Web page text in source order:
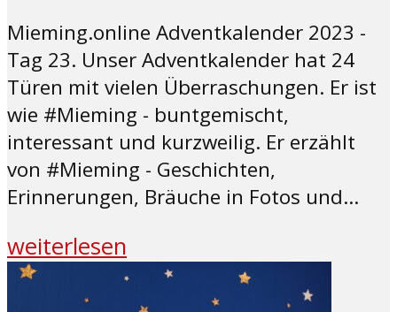
Mieming.online Adventkalender 2023 -
Tag 23. Unser Adventkalender hat 24
Türen mit vielen Überraschungen. Er ist
wie #Mieming - buntgemischt,
interessant und kurzweilig. Er erzählt
von #Mieming - Geschichten,
Erinnerungen, Bräuche in Fotos und...
weiterlesen